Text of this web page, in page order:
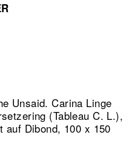
Unsaid. Carina Linge
(Tableau C. L.),
auf Dibond, 100 x 150